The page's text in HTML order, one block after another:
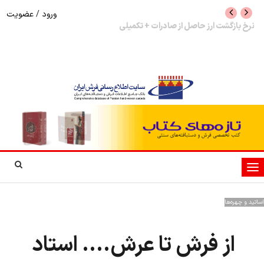
نرخ بازگشت ارز حاصل از صادرات + تکمیلی
ورود /عضویت
تغییر
وضعیت
اساتید و چهره‌ها
از فرش تا عرش.... استاد